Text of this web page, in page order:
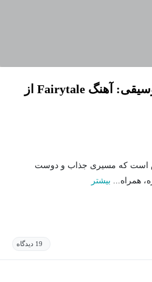
آموزش انگلیسی با موسیقی: آهنگ Fairytale از
است که مسیری جذاب و دوست
همراه... بیشتر
19 دیدگاه